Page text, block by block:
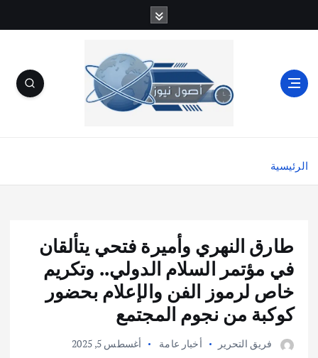
ل
الرئيسية
طارق النهري وأميرة فتحي يتألقان
في مؤتمر السلام الدولي.. وتكريم
خاص لرموز الفن والإعلام بحضور
كوكبة من نجوم المجتمع
فريق التحرير أخبار عامة أغسطس 5, 2025